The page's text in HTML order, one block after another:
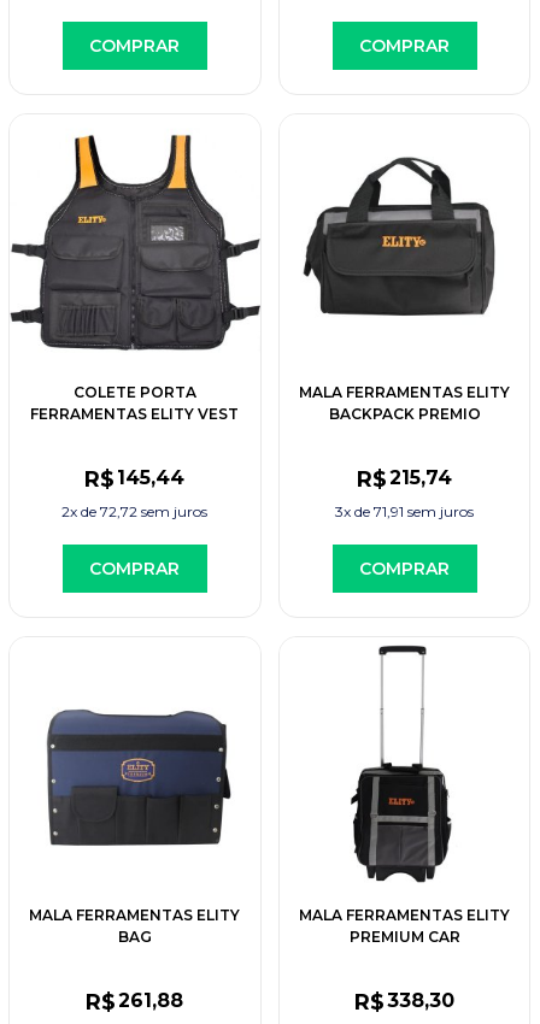
COMPRAR COMPRAR
COLETE PORTA
FERRAMENTAS ELITY VEST
R$ 145,44
2x de72,72 sem juros
COMPRAR
MALA FERRAMENTAS ELITY
BACKPACK PREMIO
R$215,74
3x de71,91 sem juros
COMPRAR
MALA FERRAMENTAS ELITY
BAG
R$261 ,88
MALA FERRAMENTAS ELITY
PREMIUM CAR
R$338,30